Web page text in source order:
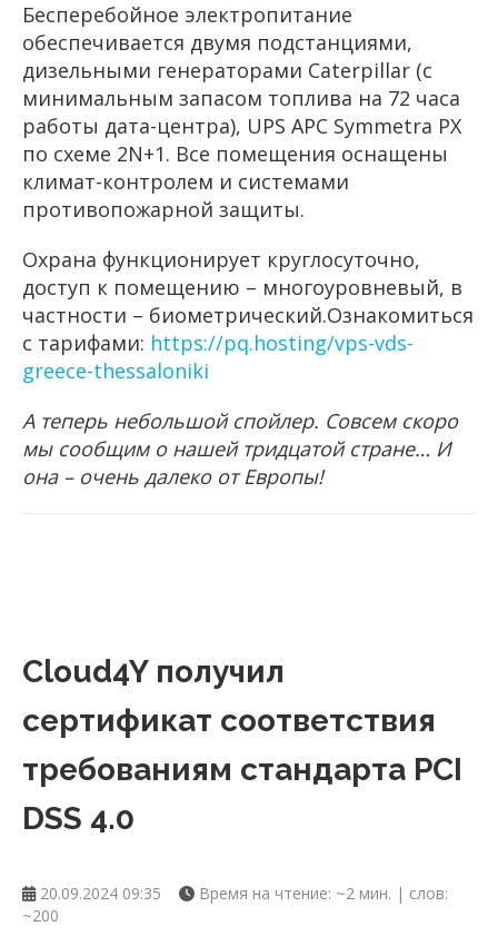
Бесперебойное электропитание
обеспечивается двумя подстанциями,
дизельными генераторами Caterpillar (с
минимальным запасом топлива на 72 часа
работы дата-центра), UPS APC Symmetra PX
по схеме 2N+1. Все помещения оснащены
климат-контролем и системами
противопожарной защиты.
Охрана функционирует круглосуточно,
доступ к помещению – многоуровневый, в
частности – биометрический.Ознакомиться
с тарифами: https://pq.hosting/vps-vds-
greece-thessaloniki
А теперь небольшой спойлер. Совсем скоро
мы сообщим о нашей тридцатой стране… И
она – очень далеко от Европы!
Cloud4Y получил
сертификат соответствия
требованиям стандарта PCI
DSS 4.0
20.09.2024 09:35
Время на чтение: ~2 мин. | слов:
~200